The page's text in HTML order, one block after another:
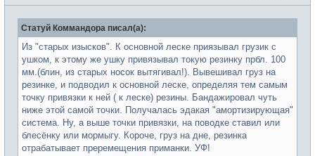
б
е
е
Статуй Коммандора писал(а):
Из "старых изысков". К основной леске приязывал грузик с
ушком, к этому же ушку привязывал токую резинку прбл. 100
мм.(блин, из старых носок вытягивал!). Вывешивал груз на
резинке, и подводил к основной леске, определяя тем самым
точку привязки к ней ( к леске) резины. Бандажировал чуть
ниже этой самой точки. Получалась эдакая "амортизирующая"
система. Ну, а выше точки привязки, на поводке ставил или
блесёнку или мормыгу. Короче, груз на дне, резинка
отрабатывает преремещения приманки. УФ!